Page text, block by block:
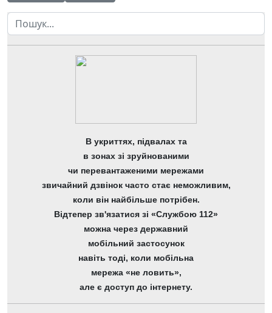
Пошук
В укриттях, підвалах та
в зонах зі зруйнованими
чи перевантаженими мережами
звичайний дзвінок часто стає неможливим,
коли він найбільше потрібен.
Відтепер зв'язатися зі «Службою 112»
можна через державний
мобільний застосунок
навіть тоді, коли мобільна
мережа «не ловить»,
але є доступ до інтернету.